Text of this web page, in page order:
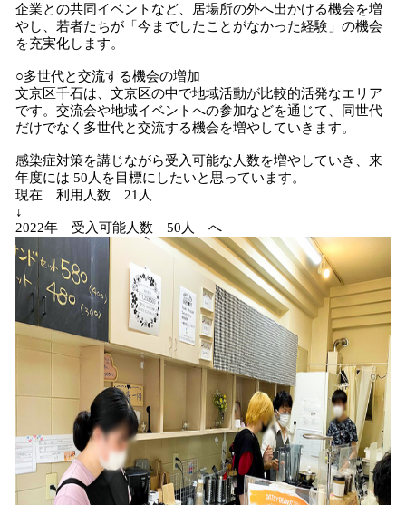
企業との共同イベントなど、居場所の外へ出かける機会を増
やし、若者たちが「今までしたことがなかった経験」の機会
を充実化します。
○多世代と交流する機会の増加
文京区千石は、文京区の中で地域活動が比較的活発なエリア
です。交流会や地域イベントへの参加などを通じて、同世代
だけでなく多世代と交流する機会を増やしていきます。
感染症対策を講じながら受入可能な人数を増やしていき、来
年度には 50人を目標にしたいと思っています。
現在 利用人数 21人
↓
2022年 受入可能人数 50人 へ